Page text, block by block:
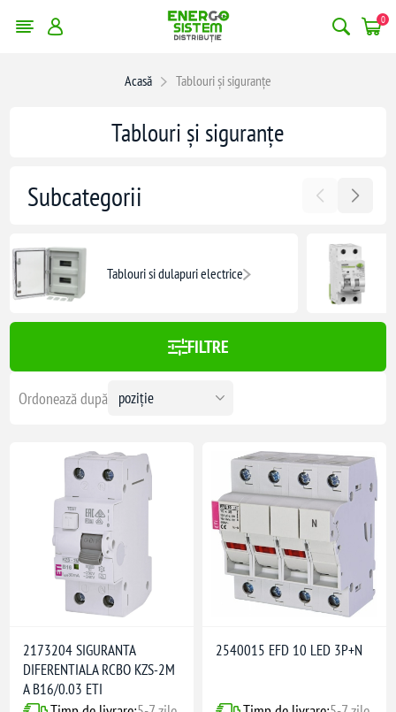
0
Acasă Tablouri și siguranțe
filtrele
Tablouri și siguranțe
Subcategorii
Tablouri si dulapuri electrice
FILTRE
Ordonează după
2173204 SIGURANTA
DIFERENTIALA RCBO KZS-2M
A B16/0.03 ETI
2540015 EFD 10 LED 3P+N